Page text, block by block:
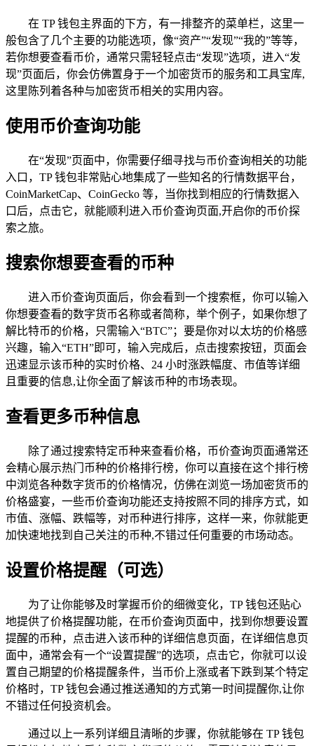
在 TP 钱包主界面的下方，有一排整齐的菜单栏，这里一
般包含了几个主要的功能选项，像“资产”“发现”“我的”等等，
若你想要查看币价，通常只需轻轻点击“发现”选项，进入“发
现”页面后，你会仿佛置身于一个加密货币的服务和工具宝库,
这里陈列着各种与加密货币相关的实用内容。
使用币价查询功能
在“发现”页面中，你需要仔细寻找与币价查询相关的功能
入口，TP 钱包非常贴心地集成了一些知名的行情数据平台，
CoinMarketCap、CoinGecko 等，当你找到相应的行情数据入
口后，点击它，就能顺利进入币价查询页面,开启你的币价探
索之旅。
搜索你想要查看的币种
进入币价查询页面后，你会看到一个搜索框，你可以输入
你想要查看的数字货币名称或者简称，举个例子，如果你想了
解比特币的价格，只需输入“BTC”；要是你对以太坊的价格感
兴趣，输入“ETH”即可，输入完成后，点击搜索按钮，页面会
迅速显示该币种的实时价格、24 小时涨跌幅度、市值等详细
且重要的信息,让你全面了解该币种的市场表现。
查看更多币种信息
除了通过搜索特定币种来查看价格，币价查询页面通常还
会精心展示热门币种的价格排行榜，你可以直接在这个排行榜
中浏览各种数字货币的价格情况，仿佛在浏览一场加密货币的
价格盛宴，一些币价查询功能还支持按照不同的排序方式，如
市值、涨幅、跌幅等，对币种进行排序，这样一来，你就能更
加快速地找到自己关注的币种,不错过任何重要的市场动态。
设置价格提醒（可选）
为了让你能够及时掌握币价的细微变化，TP 钱包还贴心
地提供了价格提醒功能，在币价查询页面中，找到你想要设置
提醒的币种，点击进入该币种的详细信息页面，在详细信息页
面中，通常会有一个“设置提醒”的选项，点击它，你就可以设
置自己期望的价格提醒条件，当币价上涨或者下跌到某个特定
价格时，TP 钱包会通过推送通知的方式第一时间提醒你,让你
不错过任何投资机会。
通过以上一系列详细且清晰的步骤，你就能够在 TP 钱包